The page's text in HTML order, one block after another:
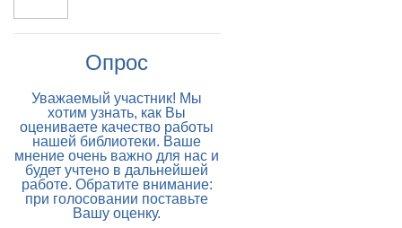
Опрос
Уважаемый участник! Мы
хотим узнать, как Вы
оцениваете качество работы
нашей библиотеки. Ваше
мнение очень важно для нас и
будет учтено в дальнейшей
работе. Обратите внимание:
при голосовании поставьте
Вашу оценку.